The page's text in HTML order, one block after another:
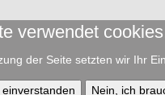
verwendet
der Seite setzten wir Ihr
Nein, ich